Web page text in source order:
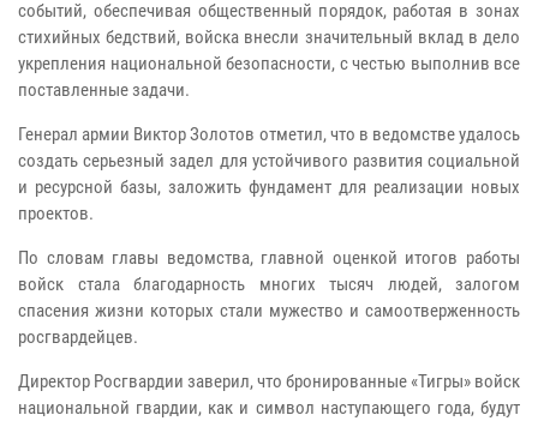
событий, обеспечивая общественный порядок, работая в зонах
стихийных бедствий, войска внесли значительный вклад в дело
укрепления национальной безопасности, с честью выполнив все
поставленные задачи.
Генерал армии Виктор Золотов отметил, что в ведомстве удалось
создать серьезный задел для устойчивого развития социальной
и ресурсной базы, заложить фундамент для реализации новых
проектов.
По словам главы ведомства, главной оценкой итогов работы
войск стала благодарность многих тысяч людей, залогом
спасения жизни которых стали мужество и самоотверженность
росгвардейцев.
Директор Росгвардии заверил, что бронированные «Тигры» войск
национальной гвардии, как и символ наступающего года, будут